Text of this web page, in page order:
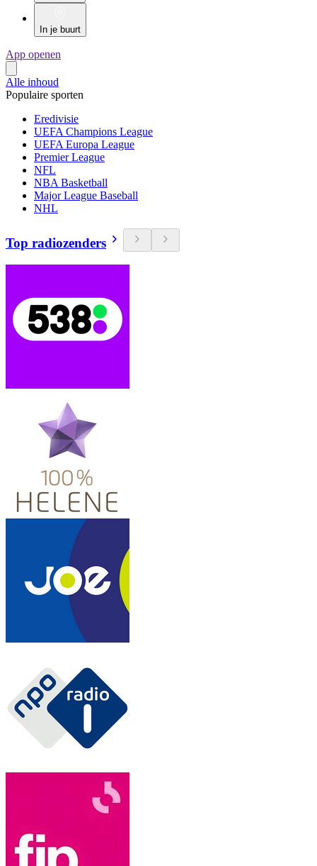
In je buurt
App openen
Alle inhoud
Populaire sporten
Eredivisie
UEFA Champions League
UEFA Europa League
Premier League
NFL
NBA Basketball
Major League Baseball
NHL
Top radiozenders